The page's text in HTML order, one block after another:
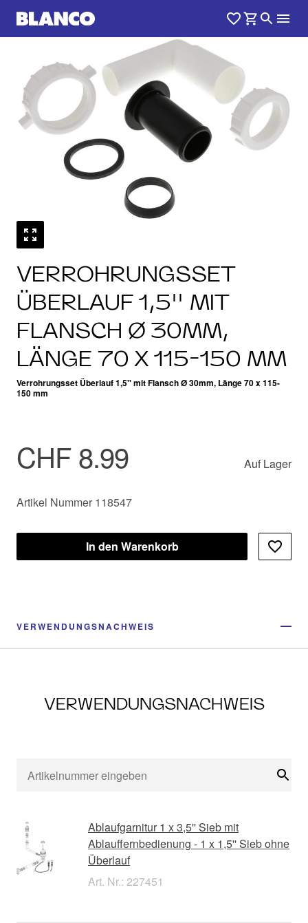
VERROHRUNGSSET
ÜBERLAUF 1,5'' MIT
FLANSCH Ø 30MM,
LÄNGE 70 X 115-150 MM
Verrohrungsset Überlauf 1,5'' mit Flansch Ø 30mm, Länge 70 x 115-
150 mm
CHF 8.99 Auf Lager
Artikel Nummer 118547
In den Warenkorb
VERWENDUNGSNACHWEIS
VERWENDUNGSNACHWEIS
Ablaufgarnitur 1 x 3,5'' Sieb mit
Ablauffernbedienung - 1 x 1,5'' Sieb ohne
Überlauf
Art. Nr.: 227451